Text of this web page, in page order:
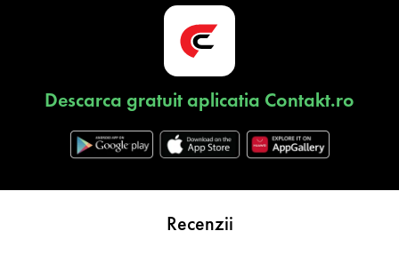
Descarca gratuit aplicatia Contakt.ro
Recenzii